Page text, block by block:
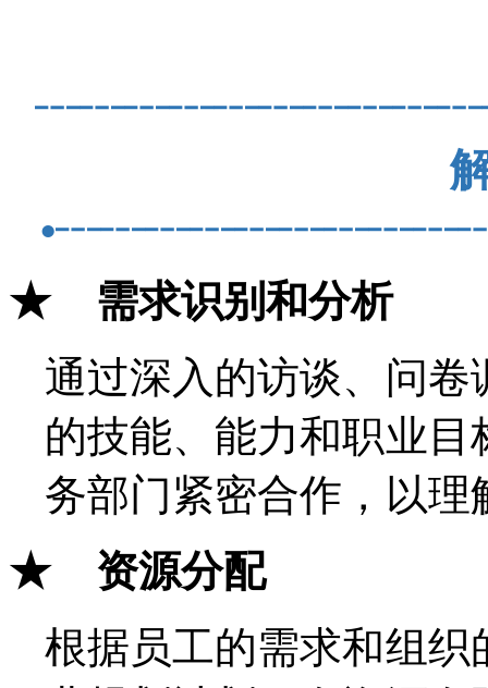
★ 需求识别和分析
通过深入的访谈、问
的技能、能力和职业
务部门紧密合作，以
★ 资源分配
根据员工的需求和组